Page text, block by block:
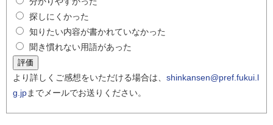
探しにくかった
知りたい内容が書かれていなかった
聞き慣れない用語があった
より詳しくご感想をいただける場合は、 shinkansen@pref.fukui.l
g.jpまでメールでお送りください。